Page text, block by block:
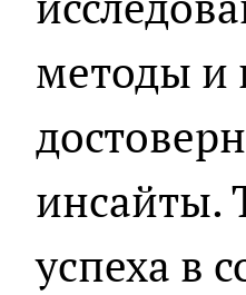
методы и
инсайты.
успеха в